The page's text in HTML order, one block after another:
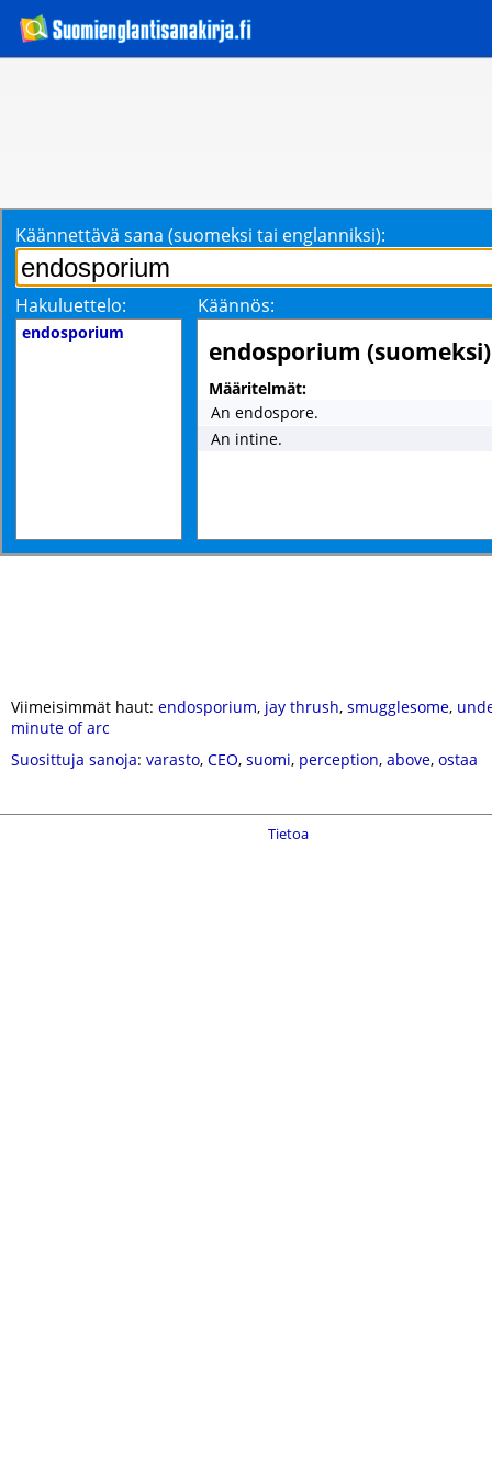
Käännettävä sana (suomeksi tai englanniksi):
Hakuluettelo: Käännös:
endosporium
endosporium (suomeksi)
Määritelmät:
An endospore.
An intine.
Viimeisimmät haut: endosporium, jay thrush, smugglesome,
minute of arc
Suosittuja sanoja: varasto, CEO, suomi, perception, above, ostaa
Tietoa